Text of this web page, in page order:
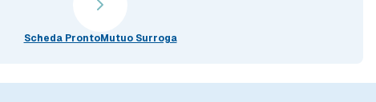
Scheda ProntoMutuo Surroga